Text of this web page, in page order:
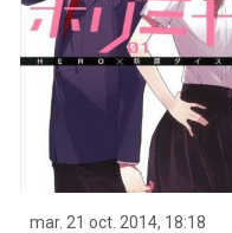
mar. 21 oct. 2014, 18:18